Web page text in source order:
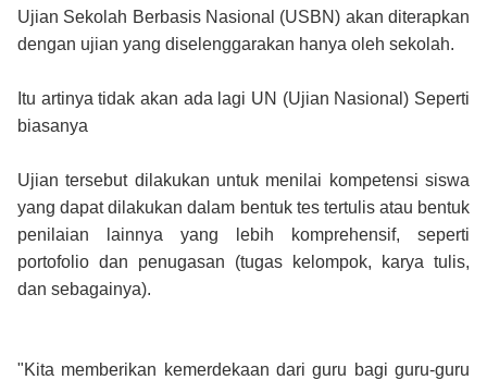
Ujian Sekolah Berbasis Nasional (USBN) akan diterapkan
dengan ujian yang diselenggarakan hanya oleh sekolah.
Itu artinya tidak akan ada lagi UN (Ujian Nasional) Seperti
biasanya
Ujian tersebut dilakukan untuk menilai kompetensi siswa
yang dapat dilakukan dalam bentuk tes tertulis atau bentuk
penilaian lainnya yang lebih komprehensif, seperti
portofolio dan penugasan (tugas kelompok, karya tulis,
dan sebagainya).
"Kita memberikan kemerdekaan dari guru bagi guru-guru